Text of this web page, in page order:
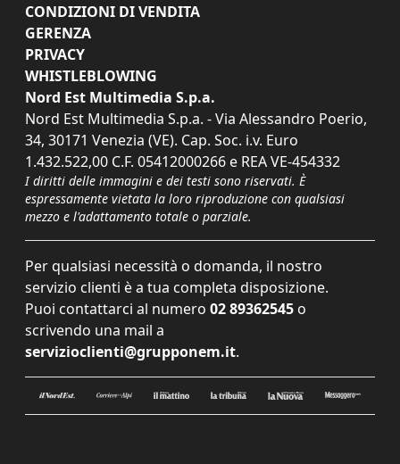
CONDIZIONI DI VENDITA
GERENZA
PRIVACY
WHISTLEBLOWING
Nord Est Multimedia S.p.a.
Nord Est Multimedia S.p.a. - Via Alessandro Poerio,
34, 30171 Venezia (VE). Cap. Soc. i.v. Euro
1.432.522,00 C.F. 05412000266 e REA VE-454332
I diritti delle immagini e dei testi sono riservati. È
espressamente vietata la loro riproduzione con qualsiasi
mezzo e l'adattamento totale o parziale.
Per qualsiasi necessità o domanda, il nostro
servizio clienti è a tua completa disposizione.
Puoi contattarci al numero 02 89362545 o
scrivendo una mail a
servizioclienti@grupponem.it.